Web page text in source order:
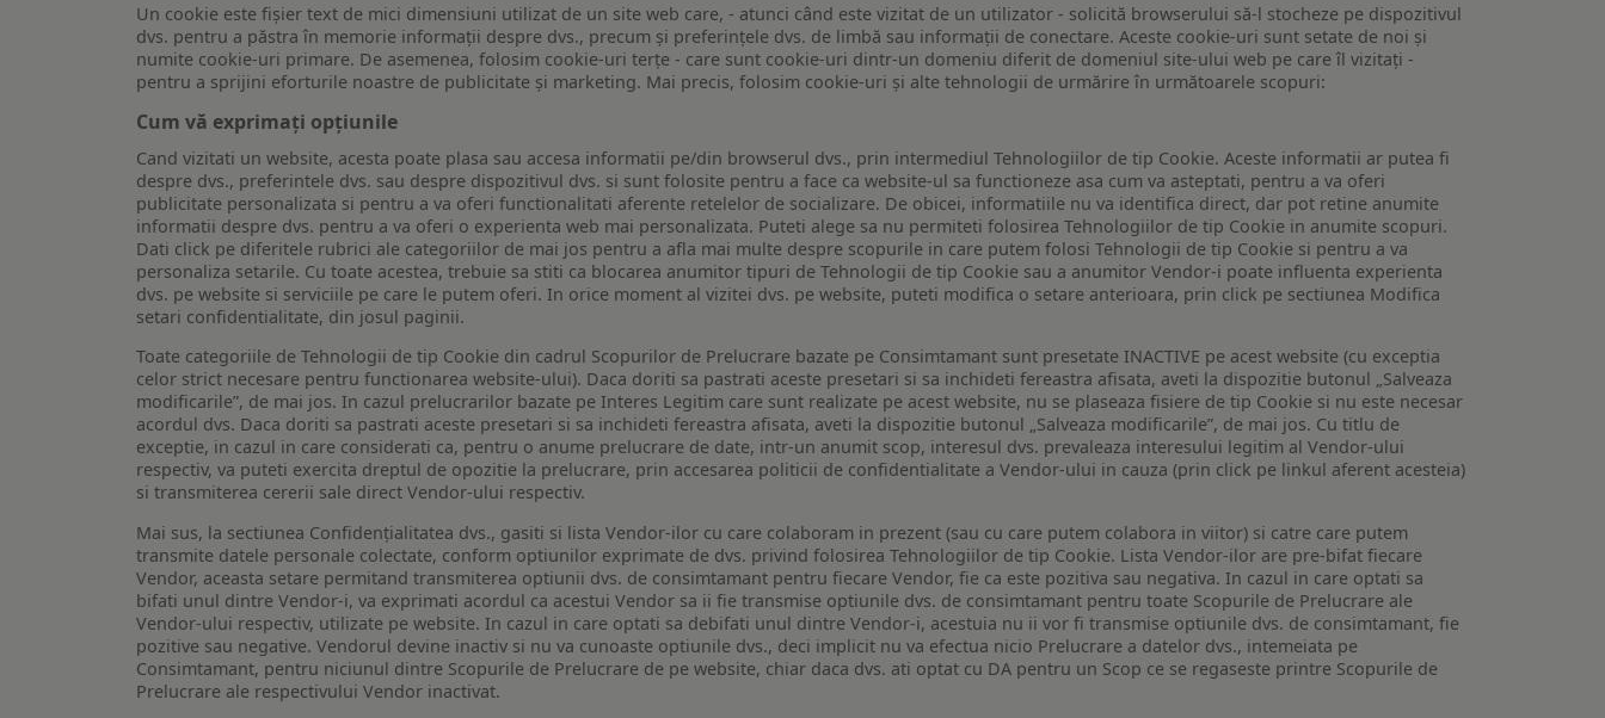
Un cookie este fişier text de mici dimensiuni utilizat de un site web care, - atunci când este vizitat de un utilizator - solicită browserului să-l stocheze pe dispozitivul
dvs. pentru a păstra în memorie informații despre dvs., precum și preferințele dvs. de limbă sau informații de conectare. Aceste cookie-uri sunt setate de noi și
numite cookie-uri primare. De asemenea, folosim cookie-uri terțe - care sunt cookie-uri dintr-un domeniu diferit de domeniul site-ului web pe care îl vizitați -
pentru a sprijini eforturile noastre de publicitate și marketing. Mai precis, folosim cookie-uri și alte tehnologii de urmărire în următoarele scopuri:
Cum vă exprimați opțiunile
Cand vizitati un website, acesta poate plasa sau accesa informatii pe/din browserul dvs., prin intermediul Tehnologiilor de tip Cookie. Aceste informatii ar putea fi
despre dvs., preferintele dvs. sau despre dispozitivul dvs. si sunt folosite pentru a face ca website-ul sa functioneze asa cum va asteptati, pentru a va oferi
publicitate personalizata si pentru a va oferi functionalitati aferente retelelor de socializare. De obicei, informatiile nu va identifica direct, dar pot retine anumite
informatii despre dvs. pentru a va oferi o experienta web mai personalizata. Puteti alege sa nu permiteti folosirea Tehnologiilor de tip Cookie in anumite scopuri.
Dati click pe diferitele rubrici ale categoriilor de mai jos pentru a afla mai multe despre scopurile in care putem folosi Tehnologii de tip Cookie si pentru a va
personaliza setarile. Cu toate acestea, trebuie sa stiti ca blocarea anumitor tipuri de Tehnologii de tip Cookie sau a anumitor Vendor-i poate influenta experienta
dvs. pe website si serviciile pe care le putem oferi. In orice moment al vizitei dvs. pe website, puteti modifica o setare anterioara, prin click pe sectiunea Modifica
setari confidentialitate, din josul paginii.
Toate categoriile de Tehnologii de tip Cookie din cadrul Scopurilor de Prelucrare bazate pe Consimtamant sunt presetate INACTIVE pe acest website (cu exceptia
celor strict necesare pentru functionarea website-ului). Daca doriti sa pastrati aceste presetari si sa inchideti fereastra afisata, aveti la dispozitie butonul „Salveaza
modificarile”, de mai jos. In cazul prelucrarilor bazate pe Interes Legitim care sunt realizate pe acest website, nu se plaseaza fisiere de tip Cookie si nu este necesar
acordul dvs. Daca doriti sa pastrati aceste presetari si sa inchideti fereastra afisata, aveti la dispozitie butonul „Salveaza modificarile”, de mai jos. Cu titlu de
exceptie, in cazul in care considerati ca, pentru o anume prelucrare de date, intr-un anumit scop, interesul dvs. prevaleaza interesului legitim al Vendor-ului
respectiv, va puteti exercita dreptul de opozitie la prelucrare, prin accesarea politicii de confidentialitate a Vendor-ului in cauza (prin click pe linkul aferent acesteia)
si transmiterea cererii sale direct Vendor-ului respectiv.
Mai sus, la sectiunea Confidențialitatea dvs., gasiti si lista Vendor-ilor cu care colaboram in prezent (sau cu care putem colabora in viitor) si catre care putem
transmite datele personale colectate, conform optiunilor exprimate de dvs. privind folosirea Tehnologiilor de tip Cookie. Lista Vendor-ilor are pre-bifat fiecare
Vendor, aceasta setare permitand transmiterea optiunii dvs. de consimtamant pentru fiecare Vendor, fie ca este pozitiva sau negativa. In cazul in care optati sa
bifati unul dintre Vendor-i, va exprimati acordul ca acestui Vendor sa ii fie transmise optiunile dvs. de consimtamant pentru toate Scopurile de Prelucrare ale
Vendor-ului respectiv, utilizate pe website. In cazul in care optati sa debifati unul dintre Vendor-i, acestuia nu ii vor fi transmise optiunile dvs. de consimtamant, fie
pozitive sau negative. Vendorul devine inactiv si nu va cunoaste optiunile dvs., deci implicit nu va efectua nicio Prelucrare a datelor dvs., intemeiata pe
Consimtamant, pentru niciunul dintre Scopurile de Prelucrare de pe website, chiar daca dvs. ati optat cu DA pentru un Scop ce se regaseste printre Scopurile de
Prelucrare ale respectivului Vendor inactivat.